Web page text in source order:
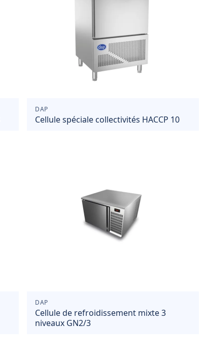
DAP
Cellule spéciale collectivités HACCP 10
DAP
Cellule de refroidissement mixte 3
niveaux GN2/3